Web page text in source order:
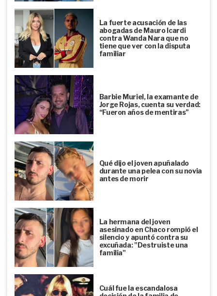
La fuerte acusación de las
abogadas de Mauro Icardi
contra Wanda Nara que no
tiene que ver con la disputa
familiar
Barbie Muriel, la examante de
Jorge Rojas, cuenta su verdad:
“Fueron años de mentiras”
Qué dijo el joven apuñalado
durante una pelea con su novia
antes de morir
La hermana del joven
asesinado en Chaco rompió el
silencio y apuntó contra su
excuñada: "Destruiste una
familia"
Cuál fue la escandalosa